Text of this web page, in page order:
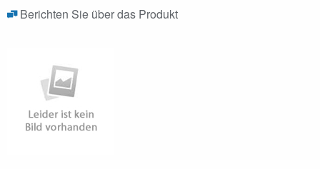
Berichten Sie über das Produkt